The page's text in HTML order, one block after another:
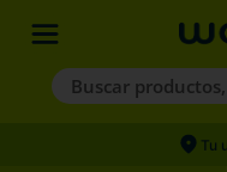
Buscar productos,
Términos más Tu